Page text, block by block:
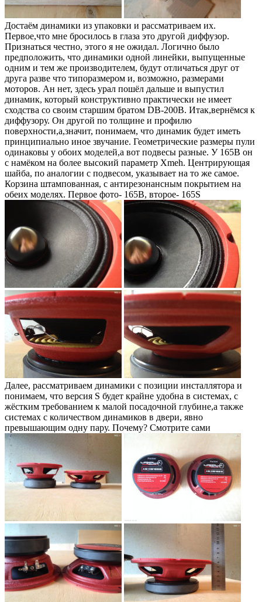
Достаём динамики из упаковки и рассматриваем их.
Первое,что мне бросилось в глаза это другой диффузор.
Признаться честно, этого я не ожидал. Логично было
предположить, что динамики одной линейки, выпущенные
одним и тем же производителем, будут отличаться друг от
друга разве что типоразмером и, возможно, размерами
моторов. Ан нет, здесь урал пошёл дальше и выпустил
динамик, который конструктивно практически не имеет
сходства со своим старшим братом DB-200B. Итак,вернёмся к
диффузору. Он другой по толщине и профилю
поверхности,а,значит, понимаем, что динамик будет иметь
принципиально иное звучание. Геометрические размеры пули
одинаковы у обоих моделей,а вот подвесы разные. У 165B он
с намёком на более высокий параметр Xmeh. Центрирующая
шайба, по аналогии с подвесом, указывает на то же самое.
Корзина штампованная, с антирезонансным покрытием на
обеих моделях. Первое фото- 165B, второе- 165S
Далее, рассматриваем динамики с позиции инсталлятора и
понимаем, что версия S будет крайне удобна в системах, с
жёстким требованием к малой посадочной глубине,а также
системах с количеством динамиков в двери, явно
превышающим одну пару. Почему? Смотрите сами